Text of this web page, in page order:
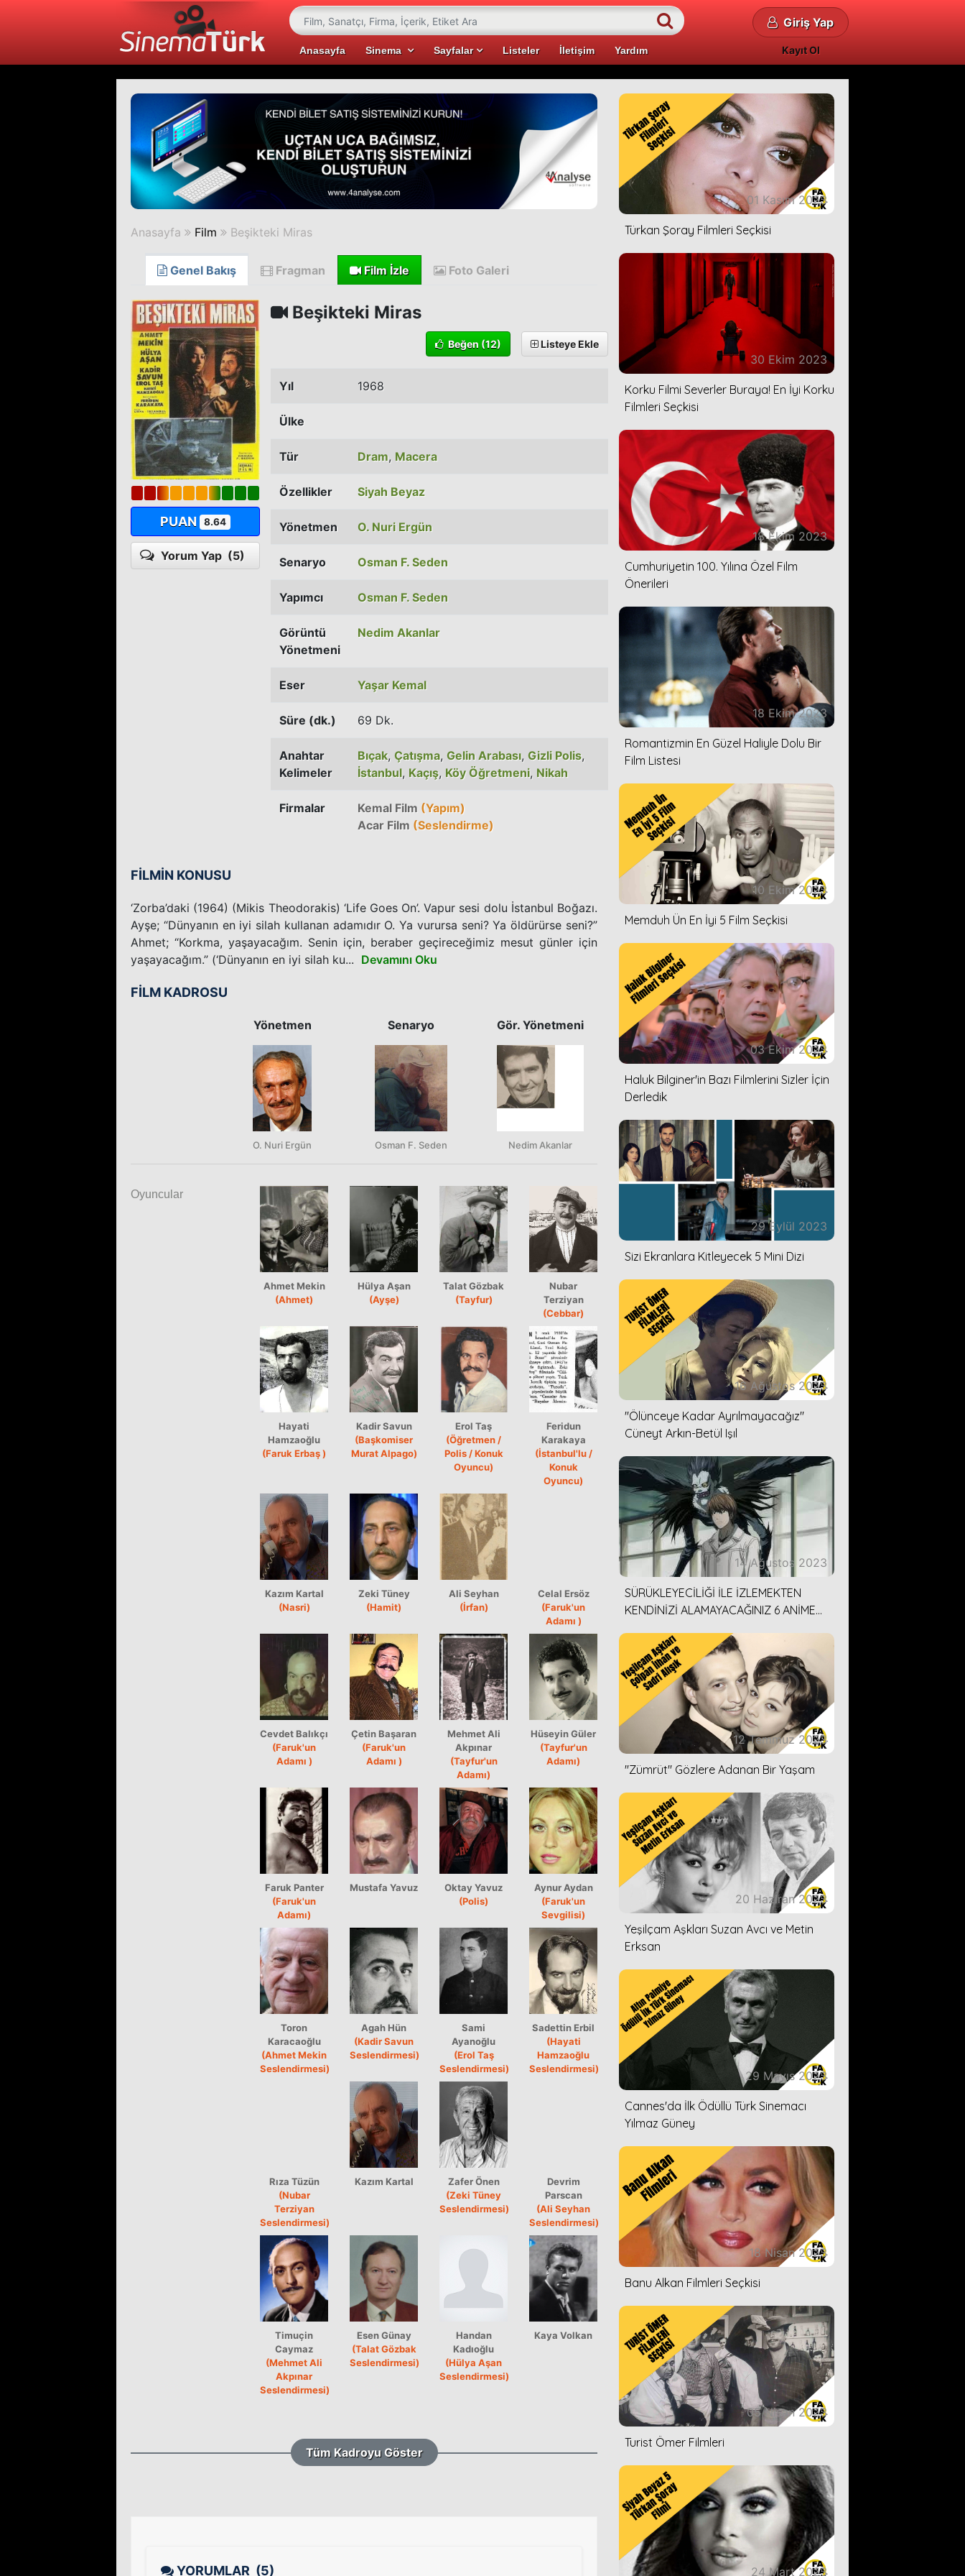
Anasayfa Sinema Sayfalar Listeler İletişim Yardım
Giriş Yap
Kayıt Ol
Anasayfa Film Beşikteki Miras
Genel Bakış Fragman Film İzle Foto Galeri
PUAN 8.64
Yorum Yap (5)
Beşikteki Miras
Beğen (12) Listeye Ekle
Yıl 1968
Ülke
Tür Dram, Macera
Özellikler Siyah Beyaz
Yönetmen O. Nuri Ergün
Senaryo Osman F. Seden
Yapımcı Osman F. Seden
Görüntü
Yönetmeni
Nedim Akanlar
Eser Yaşar Kemal
Süre (dk.) 69 Dk.
Anahtar
Kelimeler
Bıçak, Çatışma, Gelin Arabası, Gizli Polis,
İstanbul, Kaçış, Köy Öğretmeni, Nikah
Firmalar Kemal Film (Yapım)
Acar Film (Seslendirme)
FİLMİN KONUSU
‘Zorba’daki (1964) (Mikis Theodorakis) ‘Life Goes On’. Vapur sesi dolu İstanbul Boğazı.
Ayşe; “Dünyanın en iyi silah kullanan adamıdır O. Ya vurursa seni? Ya öldürürse seni?”
Ahmet; “Korkma, yaşayacağım. Senin için, beraber geçireceğimiz mesut günler için
yaşayacağım.” (‘Dünyanın en iyi silah ku... Devamını Oku
FİLM KADROSU
Yönetmen
O. Nuri Ergün
Senaryo
Osman F. Seden
Gör. Yönetmeni
Nedim Akanlar
Oyuncular
Ahmet Mekin
(Ahmet)
Hülya Aşan
(Ayşe)
Talat Gözbak
(Tayfur)
Nubar
Terziyan
(Cebbar)
Hayati
Hamzaoğlu
(Faruk Erbaş )
Kadir Savun
(Başkomiser
Murat Alpago)
Erol Taş
(Öğretmen /
Polis / Konuk
Oyuncu)
Feridun
Karakaya
(İstanbul'lu /
Konuk
Oyuncu)
Kazım Kartal
(Nasri)
Zeki Tüney
(Hamit)
Ali Seyhan
(İrfan)
Celal Ersöz
(Faruk'un
Adamı )
Cevdet Balıkçı
(Faruk'un
Adamı )
Çetin Başaran
(Faruk'un
Adamı )
Mehmet Ali
Akpınar
(Tayfur'un
Adamı)
Hüseyin Güler
(Tayfur'un
Adamı)
Faruk Panter
(Faruk'un
Adamı)
Mustafa Yavuz
Oktay Yavuz
(Polis)
Aynur Aydan
(Faruk'un
Sevgilisi)
Toron
Karacaoğlu
(Ahmet Mekin
Seslendirmesi)
Agah Hün
(Kadir Savun
Seslendirmesi)
Sami
Ayanoğlu
(Erol Taş
Seslendirmesi)
Sadettin Erbil
(Hayati
Hamzaoğlu
Seslendirmesi)
Rıza Tüzün
(Nubar
Terziyan
Seslendirmesi)
Kazım Kartal
Zafer Önen
(Zeki Tüney
Seslendirmesi)
Devrim
Parscan
(Ali Seyhan
Seslendirmesi)
Timuçin
Caymaz
(Mehmet Ali
Akpınar
Seslendirmesi)
Esen Günay
(Talat Gözbak
Seslendirmesi)
Handan
Kadıoğlu
(Hülya Aşan
Seslendirmesi)
Kaya Volkan
Tüm Kadroyu Göster
YORUMLAR (5)
01 Kasım 2023
Türkan Şoray Filmleri Seçkisi
30 Ekim 2023
Korku Filmi Severler Buraya! En İyi Korku
Filmleri Seçkisi
18 Ekim 2023
Cumhuriyetin 100. Yılına Özel Film
Önerileri
18 Ekim 2023
Romantizmin En Güzel Haliyle Dolu Bir
Film Listesi
10 Ekim 2023
Memduh Ün En İyi 5 Film Seçkisi
03 Ekim 2023
Haluk Bilginer'in Bazı Filmlerini Sizler İçin
Derledik
29 Eylül 2023
Sizi Ekranlara Kitleyecek 5 Mini Dizi
16 Ağustos 2023
''Ölünceye Kadar Ayrılmayacağız''
Cüneyt Arkın-Betül Işıl
14 Ağustos 2023
SÜRÜKLEYECİLİĞİ İLE İZLEMEKTEN
KENDİNİZİ ALAMAYACAĞINIZ 6 ANİME
12 Temmuz 2023
''Zümrüt'' Gözlere Adanan Bir Yaşam
20 Haziran 2023
Yeşilçam Aşkları Suzan Avcı ve Metin
Erksan
29 Mayıs 2023
Cannes'da İlk Ödüllü Türk Sinemacı
Yılmaz Güney
18 Nisan 2023
Banu Alkan Filmleri Seçkisi
05 Nisan 2023
Turist Ömer Filmleri
24 Mart 2023